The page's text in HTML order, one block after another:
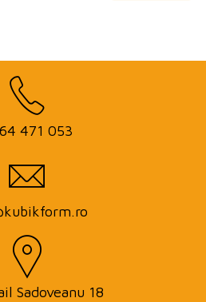
471 053
Sadoveanu 18